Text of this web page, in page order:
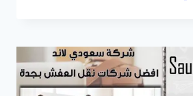
عمالة
فلبينية